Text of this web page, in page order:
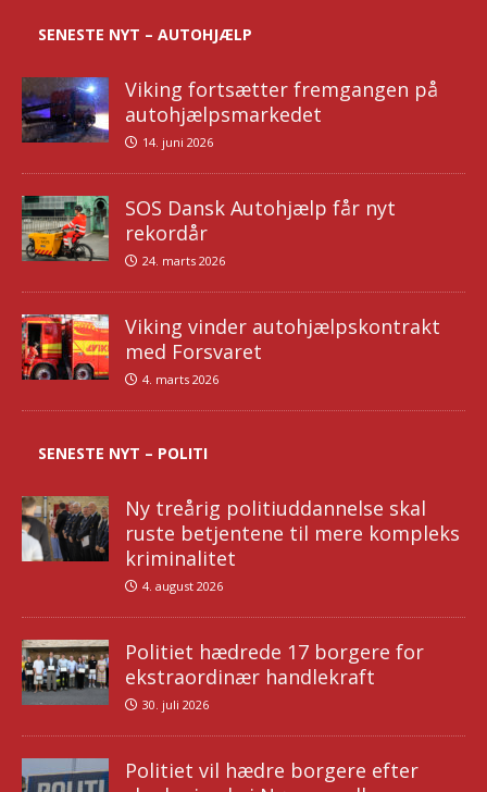
SENESTE NYT – AUTOHJÆLP
Viking fortsætter fremgangen på
autohjælpsmarkedet
14. juni 2026
SOS Dansk Autohjælp får nyt
rekordår
24. marts 2026
Viking vinder autohjælpskontrakt
med Forsvaret
4. marts 2026
SENESTE NYT – POLITI
Ny treårig politiuddannelse skal
ruste betjentene til mere kompleks
kriminalitet
4. august 2026
Politiet hædrede 17 borgere for
ekstraordinær handlekraft
30. juli 2026
Politiet vil hædre borgere efter